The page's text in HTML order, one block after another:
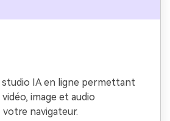
studio IA en ligne permettant
image et audio
navigateur.